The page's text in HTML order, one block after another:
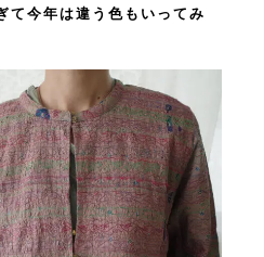
て今年は違う色もいってみ